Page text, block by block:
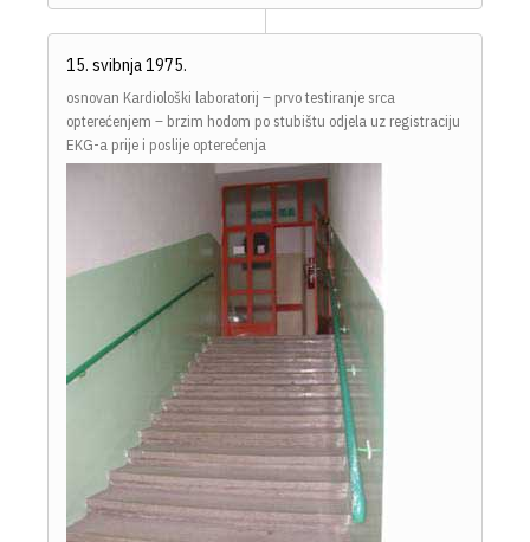
15. svibnja 1975.
osnovan Kardiološki laboratorij – prvo testiranje srca
opterećenjem – brzim hodom po stubištu odjela uz registraciju
EKG-a prije i poslije opterećenja